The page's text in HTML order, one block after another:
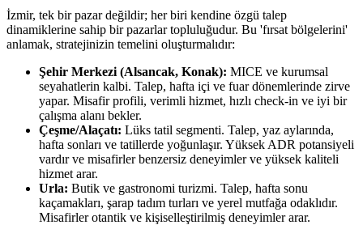
İzmir, tek bir pazar değildir; her biri kendine özgü talep
dinamiklerine sahip bir pazarlar topluluğudur. Bu 'fırsat bölgelerini'
anlamak, stratejinizin temelini oluşturmalıdır:
Şehir Merkezi (Alsancak, Konak): MICE ve kurumsal
seyahatlerin kalbi. Talep, hafta içi ve fuar dönemlerinde zirve
yapar. Misafir profili, verimli hizmet, hızlı check-in ve iyi bir
çalışma alanı bekler.
Çeşme/Alaçatı: Lüks tatil segmenti. Talep, yaz aylarında,
hafta sonları ve tatillerde yoğunlaşır. Yüksek ADR potansiyeli
vardır ve misafirler benzersiz deneyimler ve yüksek kaliteli
hizmet arar.
Urla: Butik ve gastronomi turizmi. Talep, hafta sonu
kaçamakları, şarap tadım turları ve yerel mutfağa odaklıdır.
Misafirler otantik ve kişiselleştirilmiş deneyimler arar.